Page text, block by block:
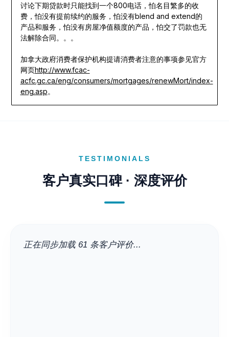
讨论下期贷款时只能找到一个800电话，怕名目繁多的收
费，怕没有提前续约的服务，怕没有blend and extend的
产品和服务，怕没有房屋净值额度的产品，怕交了罚款也无
法解除合同。。。
加拿大政府消费者保护机构提请消费者注意的事项参见官方
网页http://www.fcac-
acfc.gc.ca/eng/consumers/mortgages/renewMort/index-
eng.asp。
TESTIMONIALS
客户真实口碑 · 深度评价
正在同步加载 61 条客户评价...